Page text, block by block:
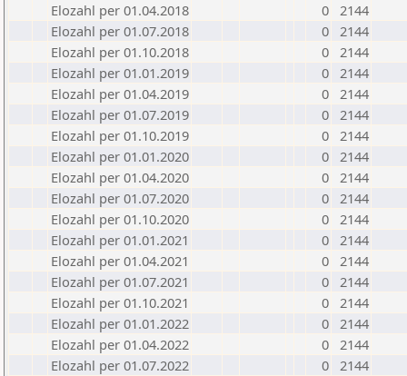
Elozahl per 01.04.2018
0 2144
Elozahl per 01.07.2018
0 2144
Elozahl per 01.10.2018
0 2144
Elozahl per 01.01.2019
0 2144
Elozahl per 01.04.2019
0 2144
Elozahl per 01.07.2019
0 2144
Elozahl per 01.10.2019
0 2144
Elozahl per 01.01.2020
0 2144
Elozahl per 01.04.2020
0 2144
Elozahl per 01.07.2020
0 2144
Elozahl per 01.10.2020
0 2144
Elozahl per 01.01.2021
0 2144
Elozahl per 01.04.2021
0 2144
Elozahl per 01.07.2021
0 2144
Elozahl per 01.10.2021
0 2144
Elozahl per 01.01.2022
0 2144
Elozahl per 01.04.2022
0 2144
Elozahl per 01.07.2022
0 2144